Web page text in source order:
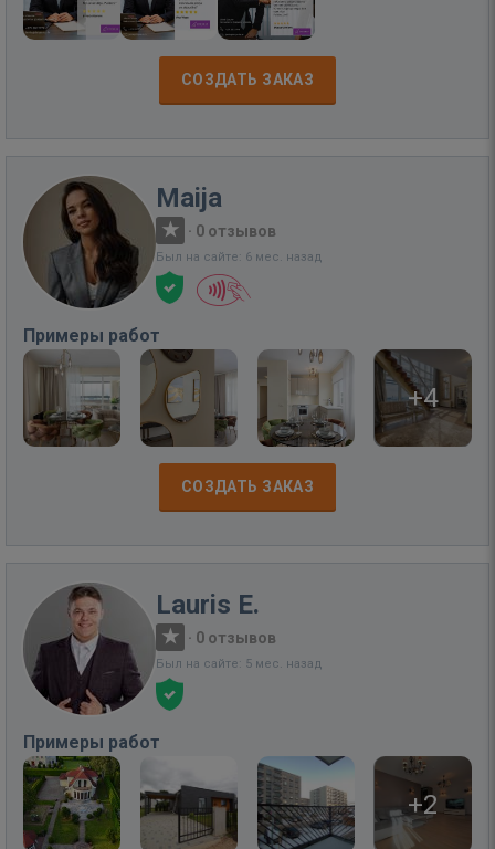
СОЗДАТЬ ЗАКАЗ
Maija
· 0 отзывов
Был на сайте: 6 мес. назад
Примеры работ
+4
СОЗДАТЬ ЗАКАЗ
Lauris E.
· 0 отзывов
Был на сайте: 5 мес. назад
Примеры работ
+2